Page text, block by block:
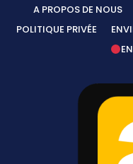
A PROPOS DE NOUS
POLITIQUE PRIVÉE